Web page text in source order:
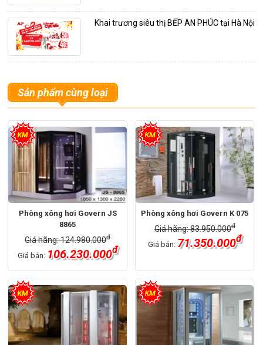
Khai trương siêu thị BẾP AN PHÚC tại Hà Nội
Sản phẩm cùng loại
Phòng xông hơi Govern JS
8865
Giá hãng: 124.980.000đ
Giá bán: 106.230.000đ
Phòng xông hơi Govern K 075
Giá hãng: 83.950.000đ
Giá bán: 71.350.000đ